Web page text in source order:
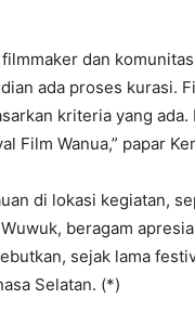
filmmaker dan
ada proses kurasi.
kriteria yang
Film Wanua,” papar
di lokasi kegiatan,
beragam
sejak lama
Selatan. (*)